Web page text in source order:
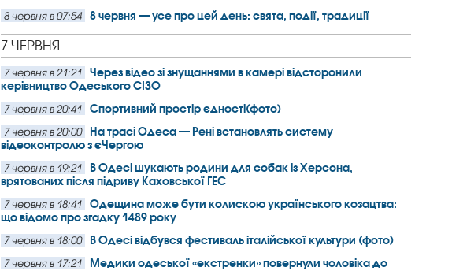
8 червня в 07:54 8 червня — усе про цей день: свята, події, традиції
7 ЧЕРВНЯ
7 червня в 21:21
Через відео зі знущаннями в камері відсторонили
керівництво Одеського СІЗО
7 червня в 20:41 Спортивний простір єдності(фото)
7 червня в 20:00
На трасі Одеса — Рені встановлять систему
відеоконтролю з єЧергою
7 червня в 19:21
В Одесі шукають родини для собак із Херсона,
врятованих після підриву Каховської ГЕС
7 червня в 18:41
Одещина може бути колискою українського козацтва:
що відомо про згадку 1489 року
7 червня в 18:00 В Одесі відбувся фестиваль італійської культури (фото)
7 червня в 17:21
Медики одеської «екстренки» повернули чоловіка до